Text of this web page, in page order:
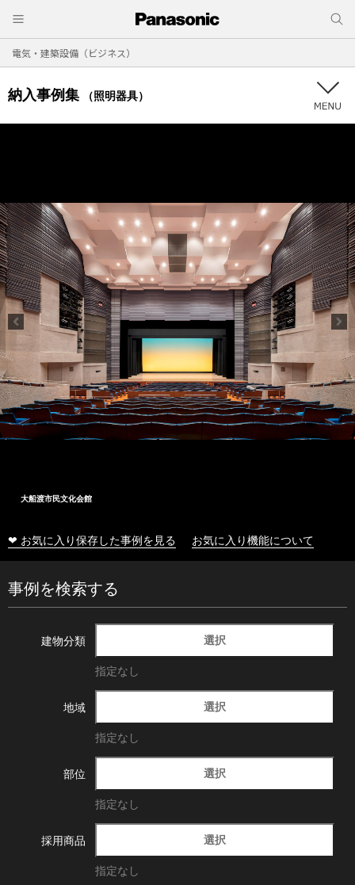
電気・建築設備（ビジネス）
納入事例集 （照明器具）
大船渡市民文化会館
❤ お気に入り保存した事例を見る お気に入り機能について
事例を検索する
建物分類 選択
指定なし
地域 選択
指定なし
部位 選択
指定なし
採用商品 選択
指定なし